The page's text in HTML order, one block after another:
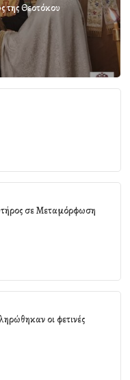
της Θεοτόκου
σε Μεταμόρφωση
οι φετινές